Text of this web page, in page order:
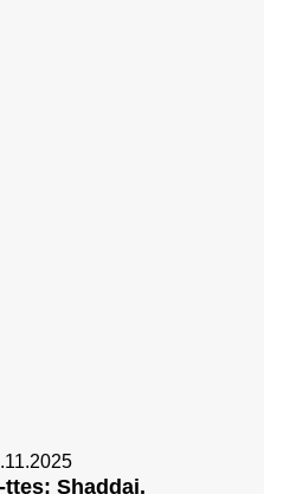
ttes: Shaddai.